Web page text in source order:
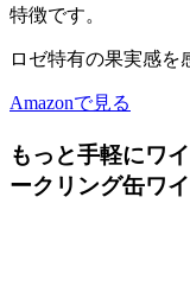
特徴です。
ロゼ特有の果実感を
Amazonで見る
もっと手軽にワ
ークリング缶ワイ